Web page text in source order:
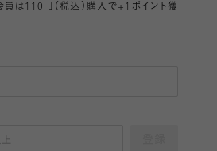
員は110円（税込）購入で+1ポイント獲